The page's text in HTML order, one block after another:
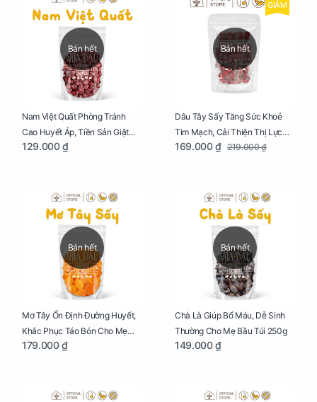
Bán hết
Nam Việt Quất Phòng Tránh
Cao Huyết Áp, Tiền Sản Giật
Cho Mẹ Bầu Túi 250g
129.000 ₫
Bán hết
GIẢM
Dâu Tây Sấy Tăng Sức Khoẻ
Tim Mạch, Cải Thiện Thị Lực
Cho Mẹ Bầu Túi 250g
169.000 ₫ 219.000 ₫
Bán hết
Mơ Tây Ổn Định Đường Huyết,
Khắc Phục Táo Bón Cho Mẹ
Bầu Túi 250g
179.000 ₫
Bán hết
Chà Là Giúp Bổ Máu, Dễ Sinh
Thường Cho Mẹ Bầu Túi 250g
149.000 ₫